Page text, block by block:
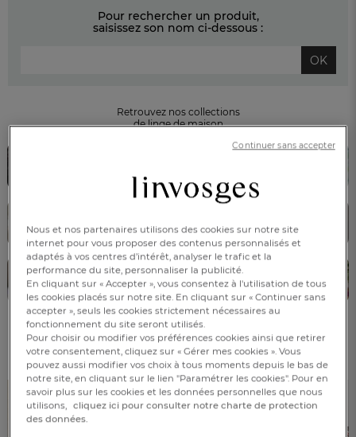
FR DE
AT
BE
CH
Pour rechercher un produit,
saisissez son nom ci-dessous :
OK
Retrouvez nos collections
de linge de maison
LINGE DE TABLE VÊTEMENTS
ENFANTS DÉCORATION
Découvrez nos best-sellers !
Nous et nos partenaires utilisons des cookies sur notre site
internet pour vous proposer des contenus personnalisés et
adaptés à vos centres d’intérêt, analyser le trafic et la
performance du site, personnaliser la publicité.
En cliquant sur « Accepter », vous consentez à l'utilisation de tous
les cookies placés sur notre site. En cliquant sur « Continuer sans
accepter », seuls les cookies strictement nécessaires au
fonctionnement du site seront utilisés.
Pour choisir ou modifier vos préférences cookies ainsi que retirer
votre consentement, cliquez sur « Gérer mes cookies ». Vous
pouvez aussi modifier vos choix à tous moments depuis le bas de
notre site, en cliquant sur le lien "Paramétrer les cookies". Pour en
savoir plus sur les cookies et les données personnelles que nous
utilisons, cliquez ici pour consulter notre charte de protection
des données.
Continuer sans accepter